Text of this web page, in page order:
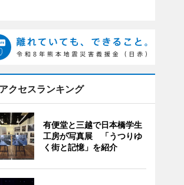
アクセスランキング
有便堂と三越で日本橋学生
工房が写真展 「うつりゆ
く街と記憶」を紹介